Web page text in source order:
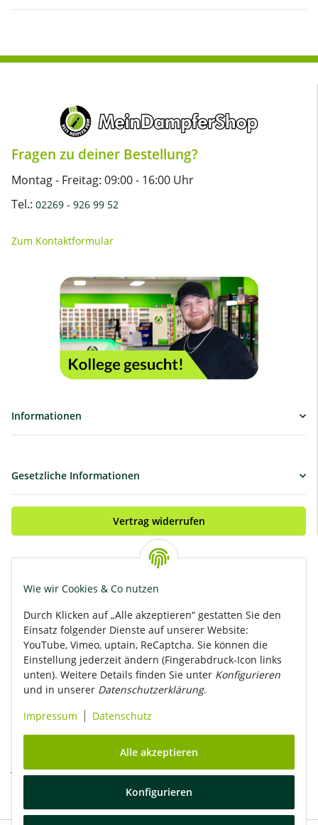
Alle akzeptieren
Konfigurieren
Wie wir Cookies & Co nutzen
Durch Klicken auf „Alle akzeptieren“ gestatten Sie den
Einsatz folgender Dienste auf unserer Website:
YouTube, Vimeo, uptain, ReCaptcha. Sie können die
Einstellung jederzeit ändern (Fingerabdruck-Icon links
unten). Weitere Details finden Sie unter Konfigurieren
und in unserer Datenschutzerklärung.
Impressum
Datenschutz
Fragen zu deiner Bestellung?
Montag - Freitag: 09:00 - 16:00 Uhr
Tel.: 02269 - 926 99 52
Zum Kontaktformular
Informationen
Gesetzliche Informationen
Vertrag widerrufen
Rasante Zustellung mit:
JetztNewsletter abonnierenund keine Neuigkeiten mehr